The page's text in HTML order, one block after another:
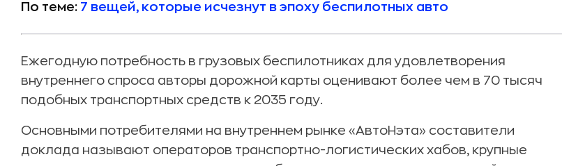
По теме: 7 вещей, которые исчезнут в эпоху беспилотных авто
Ежегодную потребность в грузовых беспилотниках для удовлетворения
внутреннего спроса авторы дорожной карты оценивают более чем в 70 тысяч
подобных транспортных средств к 2035 году.
Основными потребителями на внутреннем рынке «АвтоНэта» составители
доклада называют операторов транспортно-логистических хабов, крупные